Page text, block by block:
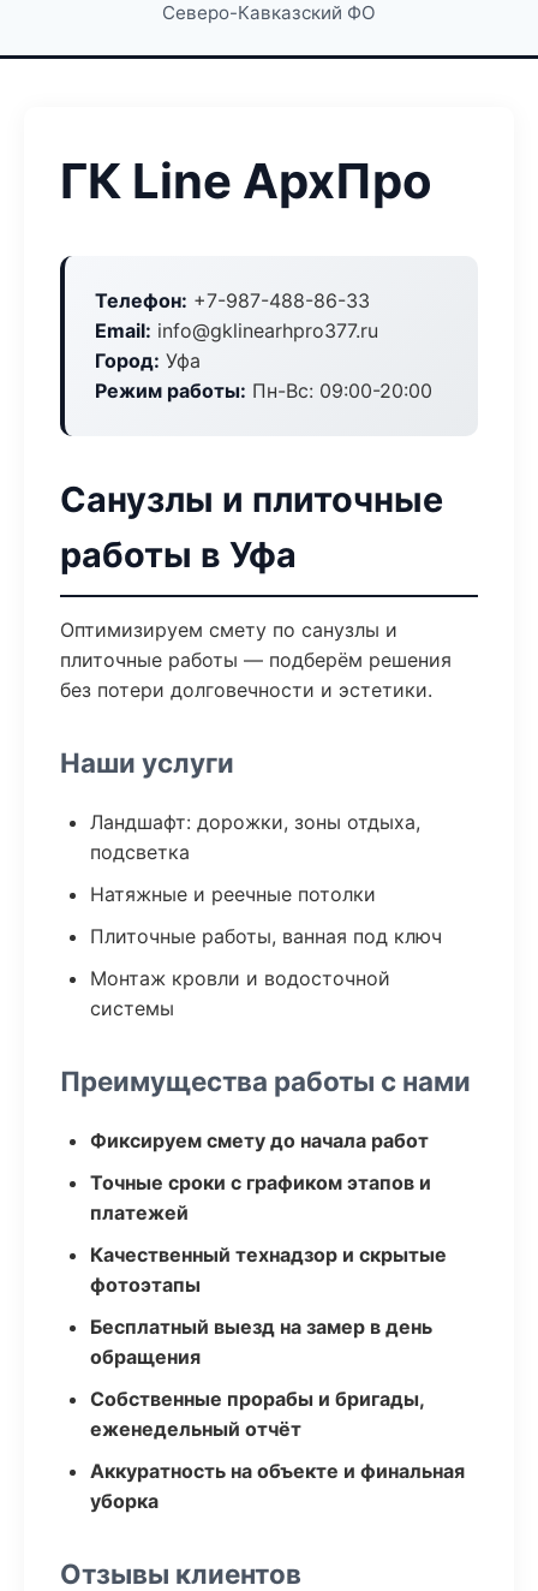
Северо-Кавказский ФО
ГК Line АрхПро
Телефон: +7-987-488-86-33
Email: info@gklinearhpro377.ru
Город: Уфа
Режим работы: Пн-Вс: 09:00-20:00
Санузлы и плиточные
работы в Уфа
Оптимизируем смету по санузлы и
плиточные работы — подберём решения
без потери долговечности и эстетики.
Наши услуги
Ландшафт: дорожки, зоны отдыха,
подсветка
Натяжные и реечные потолки
Плиточные работы, ванная под ключ
Монтаж кровли и водосточной
системы
Преимущества работы с нами
Фиксируем смету до начала работ
Точные сроки с графиком этапов и
платежей
Качественный технадзор и скрытые
фотоэтапы
Бесплатный выезд на замер в день
обращения
Собственные прорабы и бригады,
еженедельный отчёт
Аккуратность на объекте и финальная
уборка
Отзывы клиентов